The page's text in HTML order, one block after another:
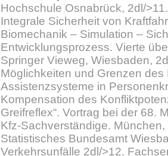
Hochschule Osnabrück, 2dl/
Integrale Sicherheit von
Biomechanik – Simulation –
Entwicklungsprozess. Vierte
Springer Vieweg, Wiesbaden,
Möglichkeiten und Grenzen
Assistenzsysteme in
Kompensation des
Greifreflex“. Vortrag bei der 68.
Kfz-Sachverständige. München,
Statistisches Bundesamt
Verkehrsunfälle 2dl/>12.